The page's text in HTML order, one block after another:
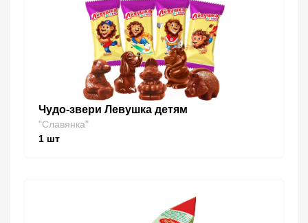
Чудо-звери Левушка детям
"Славянка"
1 шт